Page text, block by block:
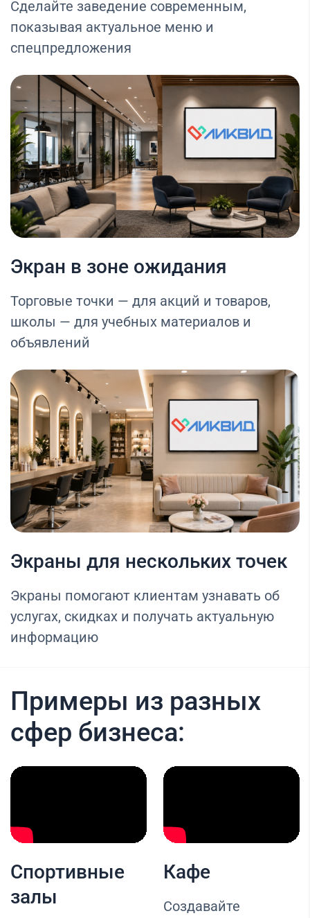
Сделайте заведение современным,
показывая актуальное меню и
спецпредложения
Экран в зоне ожидания
Торговые точки — для акций и товаров,
школы — для учебных материалов и
объявлений
Экраны для нескольких точек
Экраны помогают клиентам узнавать об
услугах, скидках и получать актуальную
информацию
Примеры из разных
сфер бизнеса:
Спортивные
залы
Кафе
Создавайте